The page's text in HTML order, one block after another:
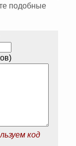
подобные
код